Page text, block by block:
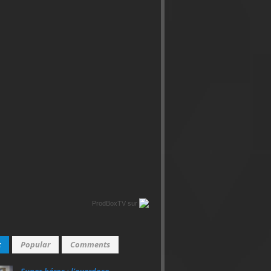
ProdBoxTV sur
Popular Comments